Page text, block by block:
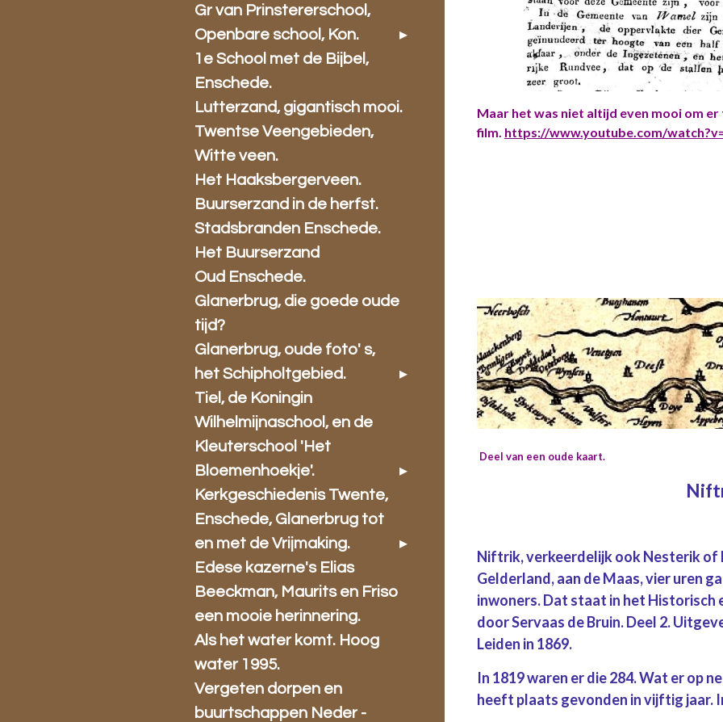
Maar het was niet altijd even mooi om
film. https://www.youtube.com/
Deel van een oude kaart.
Niftrik, verkeerdelijk ook Nesterik of
Gelderland, aan de Maas, vier uren
inwoners. Dat staat in het Historisch
door Servaas de Bruin. Deel 2.
Leiden in 1869.
In 1819 waren er die 284. Wat er op
heeft plaats gevonden in vijftig jaar.
Gr van Prinstererschool,
Openbare school, Kon.
1e School met de Bijbel,
Enschede.
Lutterzand, gigantisch mooi.
Twentse Veengebieden,
Witte veen.
Het Haaksbergerveen.
Buurserzand in de herfst.
Stadsbranden Enschede.
Het Buurserzand
Oud Enschede.
Glanerbrug, die goede oude
tijd?
Glanerbrug, oude foto' s,
het Schipholtgebied.
Tiel, de Koningin
Wilhelmijnaschool, en de
Kleuterschool 'Het
Bloemenhoekje'.
Kerkgeschiedenis Twente,
Enschede, Glanerbrug tot
en met de Vrijmaking.
Edese kazerne's Elias
Beeckman, Maurits en Friso
een mooie herinnering.
Als het water komt. Hoog
water 1995.
Vergeten dorpen en
buurtschappen Neder -